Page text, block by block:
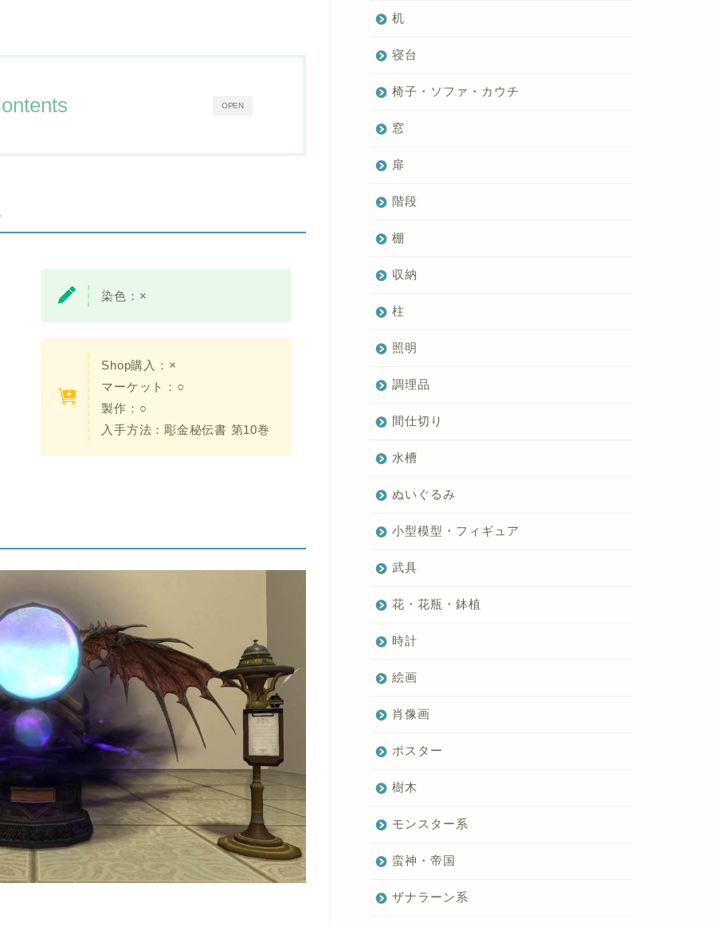
OPEN
染色：×
Shop購入：×
マーケット：○
製作：○
入手方法：彫金秘伝書 第10巻
机
寝台
椅子・ソファ・カウチ
窓
扉
階段
棚
収納
柱
照明
調理品
間仕切り
水槽
ぬいぐるみ
小型模型・フィギュア
武具
花・花瓶・鉢植
時計
絵画
肖像画
ポスター
樹木
モンスター系
蛮神・帝国
ザナラーン系